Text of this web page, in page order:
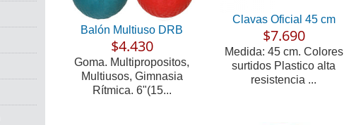
Balón Multiuso DRB
$4.430
Goma. Multipropositos,
Multiusos, Gimnasia
Rítmica. 6"(15...
Clavas Oficial 45 cm
$7.690
Medida: 45 cm. Colores
surtidos Plastico alta
resistencia ...